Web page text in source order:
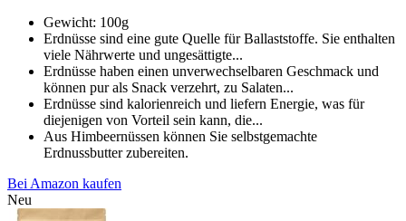
Gewicht: 100g
Erdnüsse sind eine gute Quelle für Ballaststoffe. Sie enthalten
viele Nährwerte und ungesättigte...
Erdnüsse haben einen unverwechselbaren Geschmack und
können pur als Snack verzehrt, zu Salaten...
Erdnüsse sind kalorienreich und liefern Energie, was für
diejenigen von Vorteil sein kann, die...
Aus Himbeernüssen können Sie selbstgemachte
Erdnussbutter zubereiten.
Bei Amazon kaufen
Neu